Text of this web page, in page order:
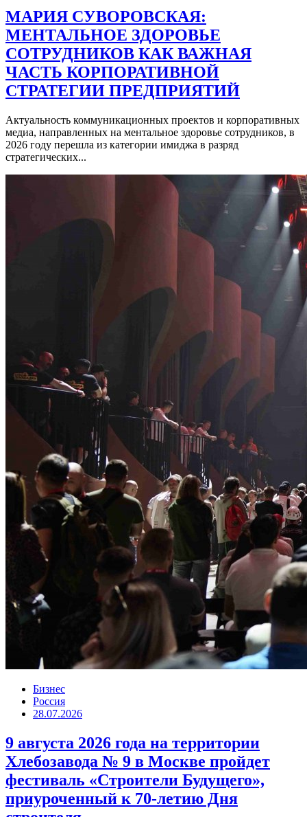
МАРИЯ СУВОРОВСКАЯ:
МЕНТАЛЬНОЕ ЗДОРОВЬЕ
СОТРУДНИКОВ КАК ВАЖНАЯ
ЧАСТЬ КОРПОРАТИВНОЙ
СТРАТЕГИИ ПРЕДПРИЯТИЙ
Актуальность коммуникационных проектов и корпоративных
медиа, направленных на ментальное здоровье сотрудников, в
2026 году перешла из категории имиджа в разряд
стратегических...
Бизнес
Россия
28.07.2026
9 августа 2026 года на территории
Хлебозавода № 9 в Москве пройдет
фестиваль «Строители Будущего»,
приуроченный к 70-летию Дня